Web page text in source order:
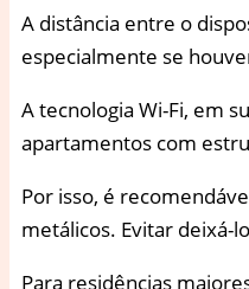
A distância entre o
especialmente se
A tecnologia Wi-Fi, em
apartamentos com
Por isso, é
metálicos. Evitar deixá-
Para residências